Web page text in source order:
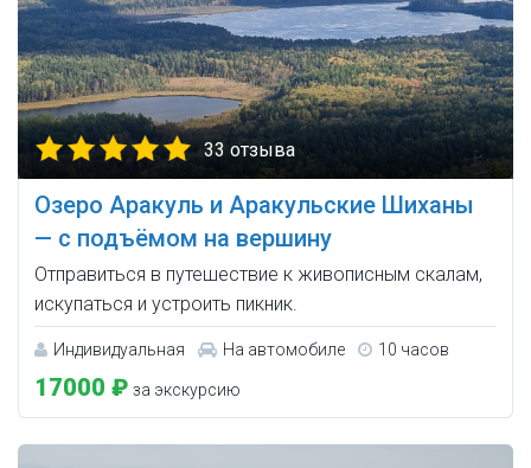
33 отзыва
Озеро Аракуль и Аракульские Шиханы
— с подъёмом на вершину
Отправиться в путешествие к живописным скалам,
искупаться и устроить пикник.
Индивидуальная На автомобиле 10 часов
17000 ₽ за экскурсию